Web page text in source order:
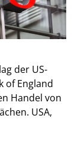
der US-
of England
Handel von
USA,